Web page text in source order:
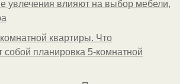
увлечения влияют на выбор мебели,
квартиры. Что
собой планировка 5-комнатной